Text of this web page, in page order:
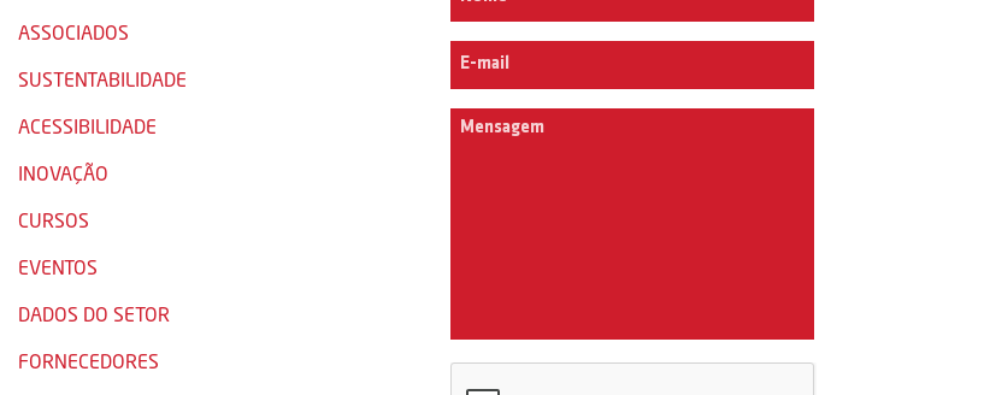
ASSOCIADOS
SUSTENTABILIDADE
ACESSIBILIDADE
INOVAÇÃO
CURSOS
EVENTOS
DADOS DO SETOR
FORNECEDORES